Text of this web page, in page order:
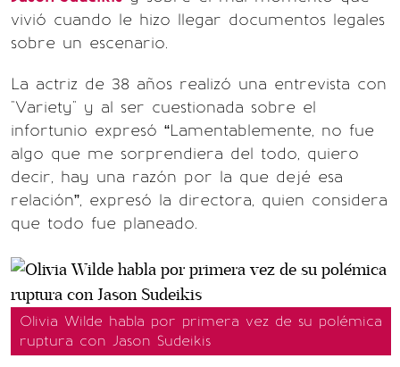
vivió cuando le hizo llegar documentos legales
sobre un escenario.
La actriz de 38 años realizó una entrevista con
"Variety" y al ser cuestionada sobre el
infortunio expresó “Lamentablemente, no fue
algo que me sorprendiera del todo, quiero
decir, hay una razón por la que dejé esa
relación”, expresó la directora, quien considera
que todo fue planeado.
Olivia Wilde habla por primera vez de su polémica
ruptura con Jason Sudeikis